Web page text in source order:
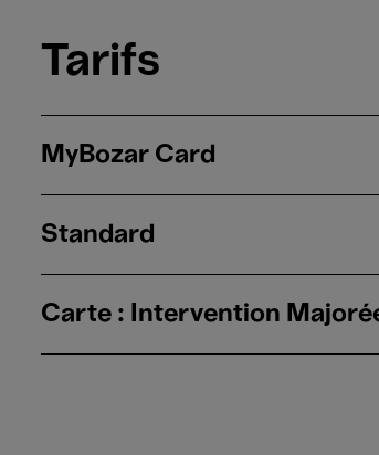
Tarifs
MyBozar Card
Standard
Carte : Intervention